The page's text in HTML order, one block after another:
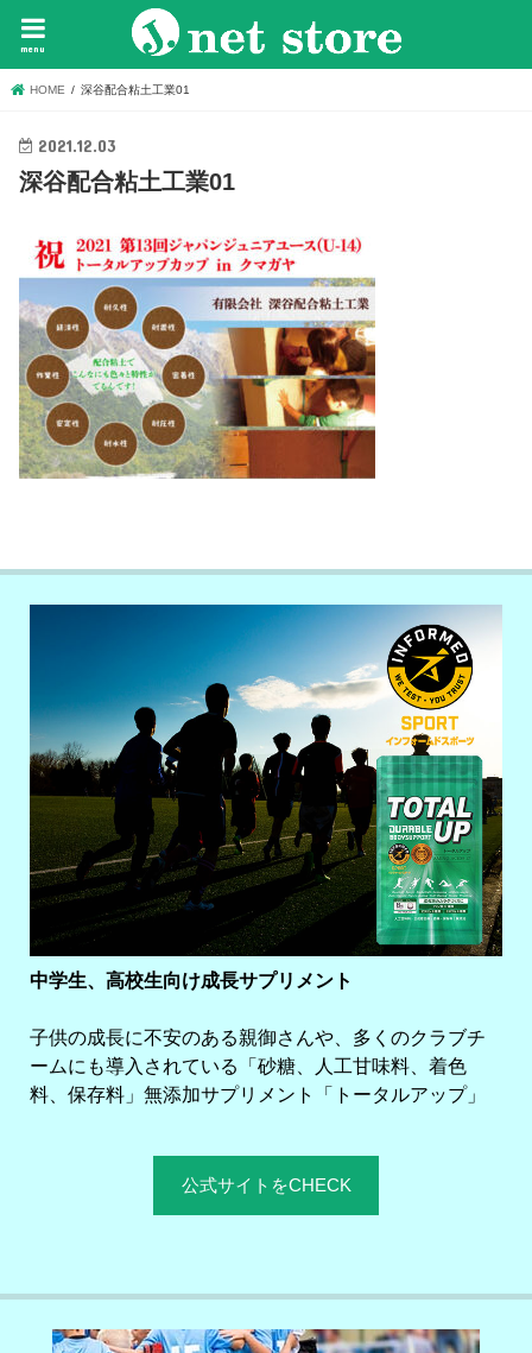
menu
HOME 深谷配合粘土工業01
2021.12.03
深谷配合粘土工業01
中学生、高校生向け成長サプリメント
子供の成長に不安のある親御さんや、多くのクラブチ
ームにも導入されている「砂糖、人工甘味料、着色
料、保存料」無添加サプリメント「トータルアップ」
公式サイトをCHECK